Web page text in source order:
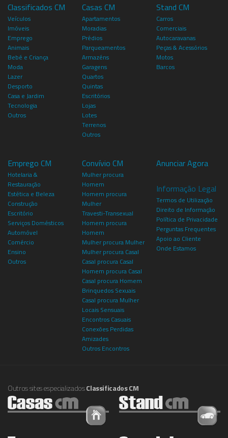
Classificados CM
Veículos
Imóveis
Emprego
Animais
Bebé e Criança
Moda
Lazer
Desporto
Casa e Jardim
Tecnologia
Outros
Casas CM
Apartamentos
Moradias
Prédios
Parqueamentos
Armazéns
Garagens
Quartos
Quintas
Escritórios
Lojas
Lotes
Terrenos
Outros
Stand CM
Carros
Comerciais
Autocaravanas
Peças & Acessórios
Motos
Barcos
Emprego CM
Hotelaria &
Restauração
Estética e Beleza
Construção
Escritório
Serviços Domésticos
Automóvel
Comércio
Ensino
Outros
Convívio CM
Mulher procura
Homem
Homem procura
Mulher
Travesti-Transexual
Homem procura
Homem
Mulher procura Mulher
Mulher procura Casal
Casal procura Casal
Homem procura Casal
Casal procura Homem
Brinquedos Sexuais
Casal procura Mulher
Locais Sensuais
Encontros Casuais
Conexões Perdidas
Amizades
Outros Encontros
Anunciar Agora
Informação Legal
Termos de Utilização
Direito de Informação
Política de Privacidade
Perguntas Frequentes
Apoio ao Cliente
Onde Estamos
Outros sites especializadosClassificados CM